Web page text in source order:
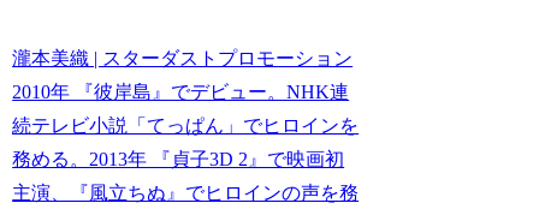
瀧本美織 | スターダストプロモーション
2010年 『彼岸島』でデビュー。NHK連
続テレビ小説「てっぱん」でヒロインを
務める。2013年 『貞子3D 2』で映画初
主演、『風立ちぬ』でヒロインの声を務